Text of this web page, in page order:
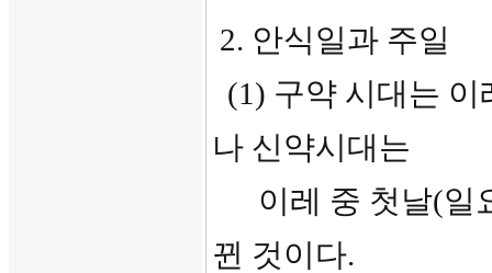
2. 안식일과 주일
(1) 구약 시대는
나 신약시대는
이레 중 첫날(일
뀐 것이다.